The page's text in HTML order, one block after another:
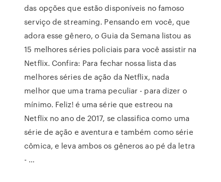
das opções que estão disponíveis no famoso
serviço de streaming. Pensando em você, que
adora esse gênero, o Guia da Semana listou as
15 melhores séries policiais para você assistir na
Netflix. Confira: Para fechar nossa lista das
melhores séries de ação da Netflix, nada
melhor que uma trama peculiar - para dizer o
mínimo. Feliz! é uma série que estreou na
Netflix no ano de 2017, se classifica como uma
série de ação e aventura e também como série
cômica, e leva ambos os gêneros ao pé da letra
- …